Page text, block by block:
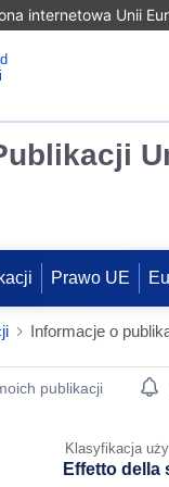
internetowa Unii
Prawo UE
Informacje o
Detail
publikacji
Klasyfikacja
Effetto della